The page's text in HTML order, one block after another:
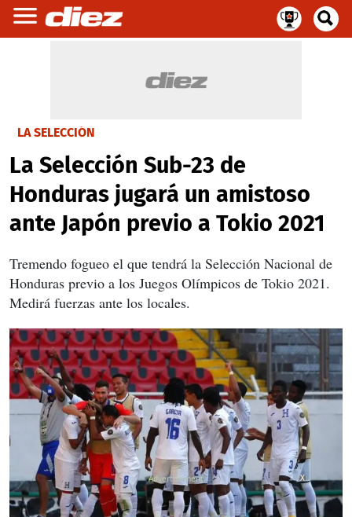
LA SELECCIÓN
La Selección Sub-23 de
Honduras jugará un amistoso
ante Japón previo a Tokio 2021
Tremendo fogueo el que tendrá la Selección Nacional de
Honduras previo a los Juegos Olímpicos de Tokio 2021.
Medirá fuerzas ante los locales.
X